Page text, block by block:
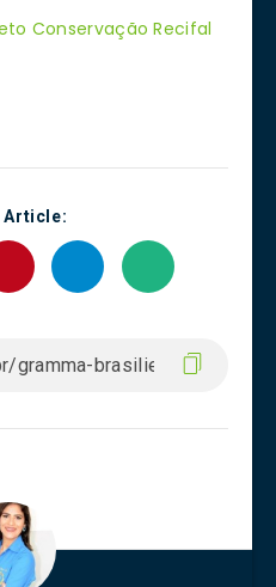
Conservação Recifal
Article: